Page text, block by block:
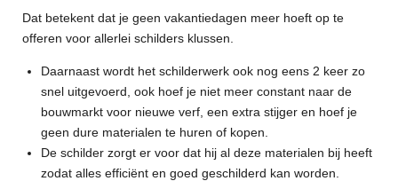
Dat betekent dat je geen vakantiedagen meer hoeft op te
offeren voor allerlei schilders klussen.
Daarnaast wordt het schilderwerk ook nog eens 2 keer zo
snel uitgevoerd, ook hoef je niet meer constant naar de
bouwmarkt voor nieuwe verf, een extra stijger en hoef je
geen dure materialen te huren of kopen.
De schilder zorgt er voor dat hij al deze materialen bij heeft
zodat alles efficiënt en goed geschilderd kan worden.